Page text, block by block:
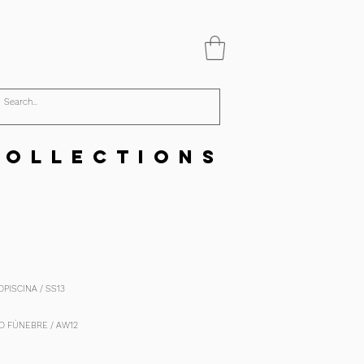
O L L E C T I O N S
/ SS13
FÚNEBRE / AW12